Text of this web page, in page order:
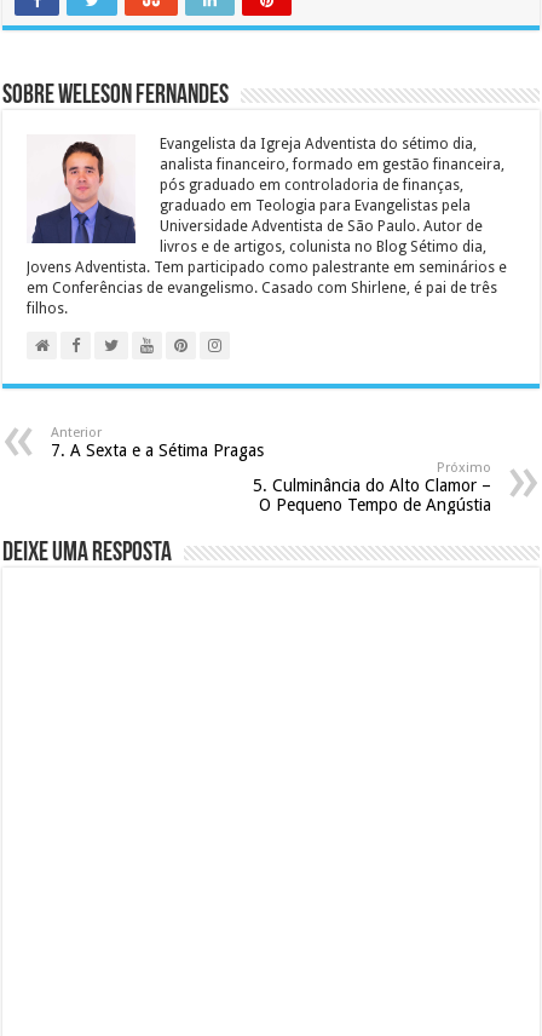
Sobre Weleson Fernandes
Evangelista da Igreja Adventista do sétimo dia,
analista financeiro, formado em gestão financeira,
pós graduado em controladoria de finanças,
graduado em Teologia para Evangelistas pela
Universidade Adventista de São Paulo. Autor de
livros e de artigos, colunista no Blog Sétimo dia,
Jovens Adventista. Tem participado como palestrante em seminários e
em Conferências de evangelismo. Casado com Shirlene, é pai de três
filhos.
Anterior
7. A Sexta e a Sétima Pragas
Próximo
5. Culminância do Alto Clamor –
O Pequeno Tempo de Angústia
Deixe uma resposta